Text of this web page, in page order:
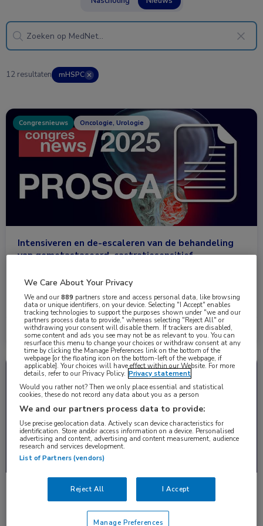
12 resultaten mHSPC ✕
Congresnieuws Oncologie, Urologie
Intensiveren en de-escaleren van de behandeling
van gemetastaseerd, castratiesensitief
Twee sprekers tijdens PROSCA 2025 behandelden het
castratiesensitief prostaat …
10 dec. 2025 Lees meer →
Congresnieuws Oncologie, Urologie
Veel onderzoek naar nieuwe radioligandtherapie
Léa Turpin (Hôpital Foch) gaf een presentatie over de huidige en
toekomstige behandeling met radio …
We Care About Your Privacy
We and our889 partners store and access personal data, like browsing
data or unique identifiers, on your device. Selecting "I Accept" enables
tracking technologies to support the purposes shown under "we and our
partners process data to provide," whereas selecting "Reject All" or
withdrawing your consent will disable them. If trackers are disabled,
some content and ads you see may not be as relevant to you. You can
resurface this menu to change your choices or withdraw consent at any
time by clicking the Manage Preferences link on the bottom of the
webpage [or the floating icon on the bottom-left of the webpage, if
applicable]. Your choices will have effect within our Website. For more
details, refer to our Privacy Policy. Privacy statement
Would you rather not? Then we only place essential and statistical
cookies, these do not record any data about you as a person
We and our partners process data to provide:
Use precise geolocation data. Actively scan device characteristics for
identification. Store and/or access information on a device. Personalised
advertising and content, advertising and content measurement, audience
research and services development.
List of Partners (vendors)
Reject All I Accept
Manage Preferences